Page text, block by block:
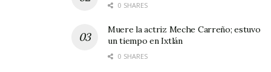
0 SHARES
Muere la actriz Meche Carreño; estuvo
un tiempo en Ixtlán
0 SHARES